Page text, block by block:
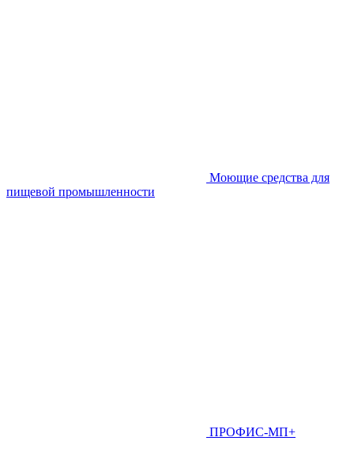
Моющие средства для
пищевой промышленности
ПРОФИС-МП+